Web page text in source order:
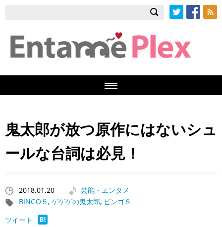
鬼太郎が放つ原作にはないシュ
ールな台詞は必見！
2018.01.20
芸能・エンタメ
BINGO５, ゲゲゲの鬼太郎, ビンゴ５
ツイート